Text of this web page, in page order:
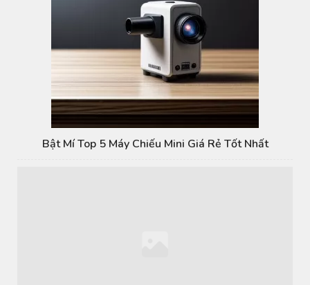
Bật Mí Top 5 Máy Chiếu Mini Giá Rẻ Tốt Nhất